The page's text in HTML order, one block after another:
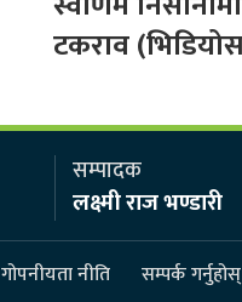
टकराव
सम्पादक
लक्ष्मी राज भण्डारी
गोपनीयता नीति सम्पर्क गर्नुहोस्